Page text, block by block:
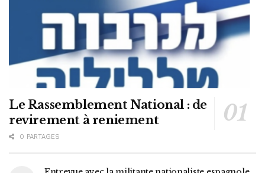
Le Rassemblement National : de
revirement à reniement
0 PARTAGES